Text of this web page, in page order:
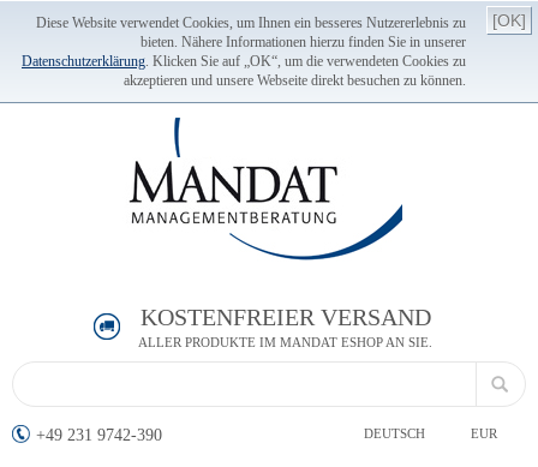
Diese Website verwendet Cookies, um Ihnen ein besseres Nutzererlebnis zu
bieten. Nähere Informationen hierzu finden Sie in unserer
Datenschutzerklärung. Klicken Sie auf „OK“, um die verwendeten Cookies zu
akzeptieren und unsere Webseite direkt besuchen zu können.
[OK]
KOSTENFREIER VERSAND
ALLER PRODUKTE IM MANDAT ESHOP AN SIE.
+49 231 9742-390 DEUTSCH EUR